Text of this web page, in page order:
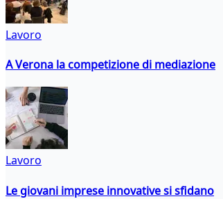
Lavoro
A Verona la competizione di mediazione
Lavoro
Le giovani imprese innovative si sfidano